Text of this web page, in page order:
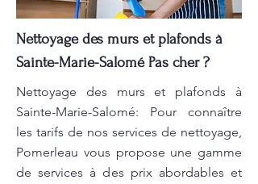
Nettoyage des murs et plafonds à
Sainte-Marie-Salomé Pas cher ?
Nettoyage des murs et plafonds à
Sainte-Marie-Salomé: Pour connaître
les tarifs de nos services de nettoyage,
Pomerleau vous propose une gamme
de services à des prix abordables et